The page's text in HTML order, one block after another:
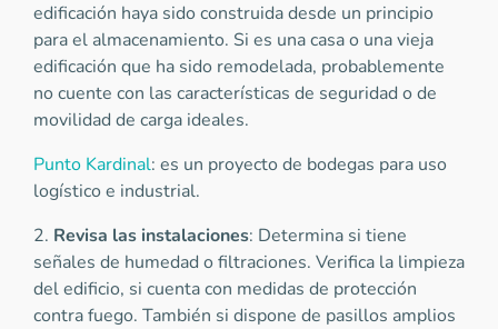
edificación haya sido construida desde un principio
para el almacenamiento. Si es una casa o una vieja
edificación que ha sido remodelada, probablemente
no cuente con las características de seguridad o de
movilidad de carga ideales.
Punto Kardinal: es un proyecto de bodegas para uso
logístico e industrial.
2. Revisa las instalaciones: Determina si tiene
señales de humedad o filtraciones. Verifica la limpieza
del edificio, si cuenta con medidas de protección
contra fuego. También si dispone de pasillos amplios